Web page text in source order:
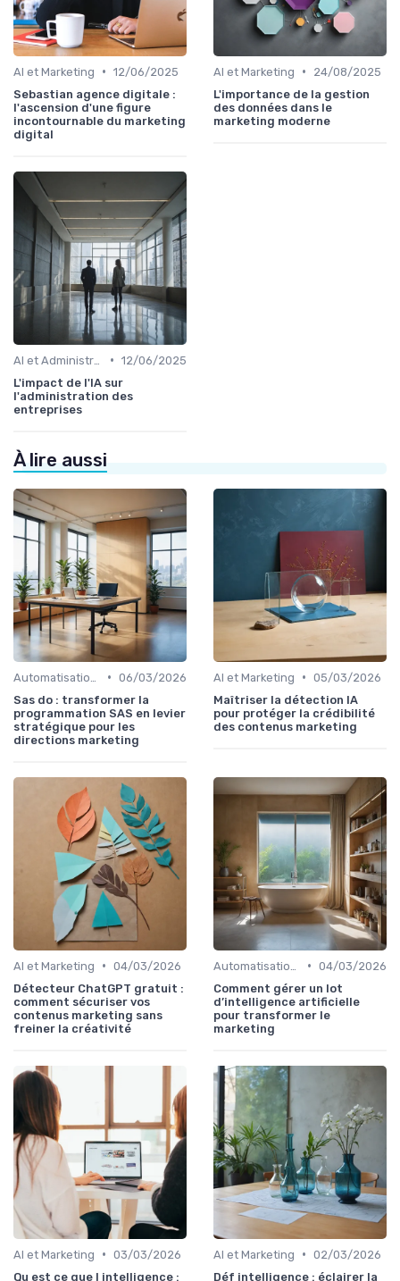
AI et Marketing • 12/06/2025
Sebastian agence digitale :
l'ascension d'une figure
incontournable du marketing
digital
AI et Marketing •
24/08/2025
L'importance de la gestion
des données dans le
marketing moderne
• 12/06/2025
L'impact de l'IA sur
l'administration des
entreprises
À lire aussi
• 06/03/2026
Sas do : transformer la
programmation SAS en levier
stratégique pour les
directions marketing
AI et Marketing • 05/03/2026
Maîtriser la détection IA
pour protéger la crédibilité
des contenus marketing
AI et Marketing • 04/03/2026
Détecteur ChatGPT gratuit :
comment sécuriser vos
contenus marketing sans
freiner la créativité
• 04/03/2026
Comment gérer un lot
d’intelligence artificielle
pour transformer le
marketing
AI et Marketing • 03/03/2026
Qu est ce que l intelligence :
AI et Marketing • 02/03/2026
Déf intelligence : éclairer la